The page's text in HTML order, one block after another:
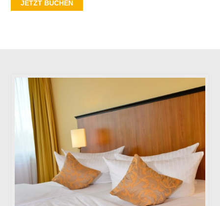
JETZT BUCHEN